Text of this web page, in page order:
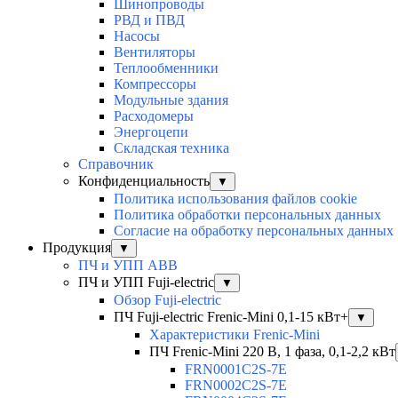
Шинопроводы
РВД и ПВД
Насосы
Вентиляторы
Теплообменники
Компрессоры
Модульные здания
Расходомеры
Энергоцепи
Складская техника
Справочник
Конфиденциальность
▼
Политика использования файлов cookie
Политика обработки персональных данных
Согласие на обработку персональных данных
Продукция
▼
ПЧ и УПП ABB
ПЧ и УПП Fuji-electric
▼
Обзор Fuji-electric
ПЧ Fuji-electric Frenic-Mini 0,1-15 кВт+
▼
Характеристики Frenic-Mini
ПЧ Frenic-Mini 220 В, 1 фаза, 0,1-2,2 кВт
FRN0001C2S-7E
FRN0002C2S-7E